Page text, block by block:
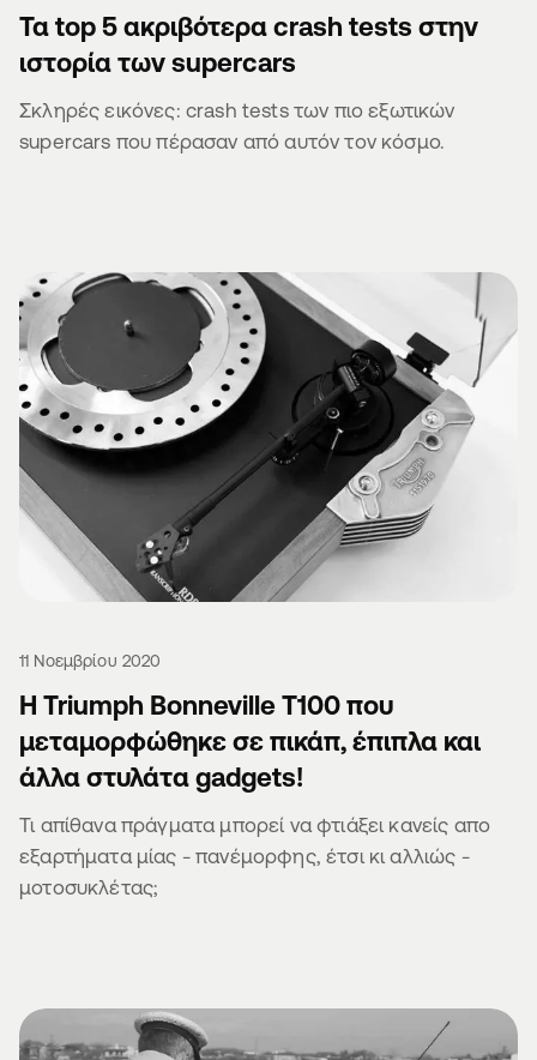
Τα top 5 ακριβότερα crash tests στην
ιστορία των supercars
Σκληρές εικόνες: crash tests των πιο εξωτικών
supercars που πέρασαν από αυτόν τον κόσμο.
11 Νοεμβρίου 2020
Η Triumph Bonneville T100 που
μεταμορφώθηκε σε πικάπ, έπιπλα και
άλλα στυλάτα gadgets!
Τι απίθανα πράγματα μπορεί να φτιάξει κανείς απο
εξαρτήματα μίας - πανέμορφης, έτσι κι αλλιώς -
μοτοσυκλέτας;